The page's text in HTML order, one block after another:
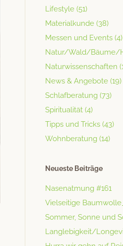
Lifestyle (51)
Materialkunde (38)
Messen und Events (4)
Natur/Wald/Bäume/
Naturwissenschaften
News & Angebote (19)
Schlafberatung (73)
Spiritualität (4)
Tipps und Tricks (43)
Wohnberatung (14)
Neueste Beiträge
Nasenatmung #161
Vielseitige
Sommer, Sonne und
Langlebigkeit/